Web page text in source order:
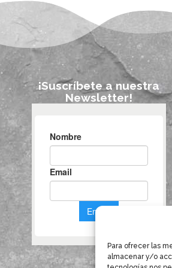
Para ofrecer las
almacenar y/o
¡Suscríbete a nuestra
Newsletter!